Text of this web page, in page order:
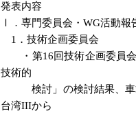
発表内容
Ⅰ．専門委員会・WG活動報
1．技術企画委員会
・第16回技術企画委員会
技術的
検討」の検討結果、車載
台湾IIIから